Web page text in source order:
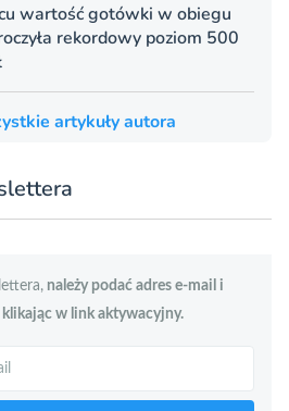
wartość gotówki w obiegu
rekordowy poziom 500
artykuły autora
należy podać adres e-mail i
w link aktywacyjny.